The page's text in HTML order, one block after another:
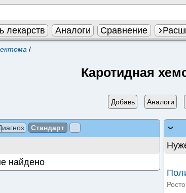
лекарств Аналоги Сравнение
/
Каротидная
Добавь Аналоги
Стандарт
найдено